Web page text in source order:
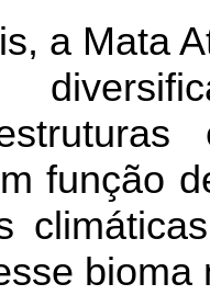
a Mata
função
bioma